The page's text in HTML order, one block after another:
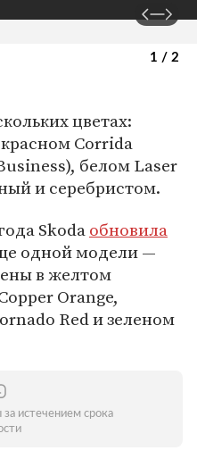
1 / 2
цветах:
Corrida
белом Laser
и серебристом.
Skodaобновила
одной модели —
в желтом
Orange,
Red и зеленом
истечением срока